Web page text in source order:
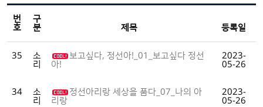
번
호
구
분
제목 등록일
35
소
리
보고싶다, 정선아!_01_보고싶다 정선
아!
2023-
05-26
34
소
리
정선아리랑 세상을 품다_07_나의 아
리랑
2023-
05-26